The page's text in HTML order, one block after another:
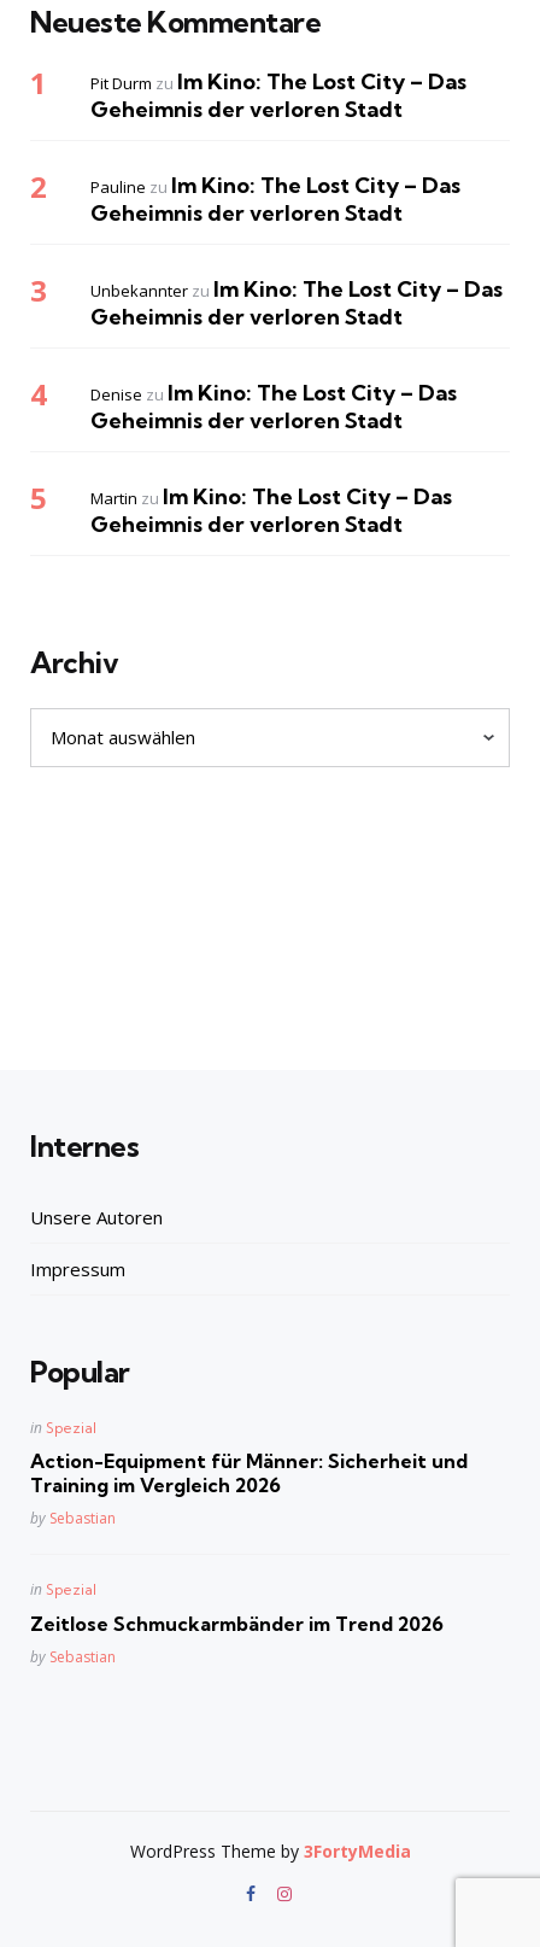
Neueste Kommentare
Pit Durm zu Im Kino: The Lost City – Das
Geheimnis der verloren Stadt
Pauline zu Im Kino: The Lost City – Das
Geheimnis der verloren Stadt
Unbekannter zu Im Kino: The Lost City – Das
Geheimnis der verloren Stadt
Denise zu Im Kino: The Lost City – Das
Geheimnis der verloren Stadt
Martin zu Im Kino: The Lost City – Das
Geheimnis der verloren Stadt
Archiv
Archiv
Internes
Unsere Autoren
Impressum
Popular
Posted
in Spezial
Action-Equipment für Männer: Sicherheit und
Training im Vergleich 2026
Posted
by Sebastian
Posted
in Spezial
Zeitlose Schmuckarmbänder im Trend 2026
Posted
by Sebastian
WordPress Theme by 3FortyMedia